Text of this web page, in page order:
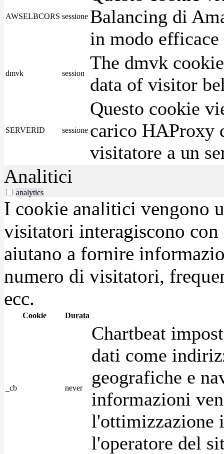
AWSELBCORS sessione Balancing di
in modo
dmvk session
The dmvk
data of visitor
SERVERID sessione
Questo cookie
carico HAProxy
visitatore a un
Analitici
analytics
I cookie analitici vengono
visitatori interagiscono
aiutano a fornire
numero di visitatori,
ecc.
Cookie Durata
_cb never
Chartbeat
dati come
geografiche e
informazioni
l'ottimizzazione
l'operatore del